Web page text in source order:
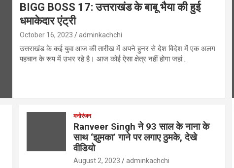
BIGG BOSS 17: उत्तराखंड के बाबू भैया की हुई
धमाकेदार एंट्री
October 16, 2023 adminkachchi
उत्तराखंड के कई युवा आज की तारीख में अपने हुनर से देश विदेश में एक अलग
पहचान के रूप में उभर रहे है। आज कोई ऐसा क्षेत्र नहीं होगा जहां…
मनोरंजन
Ranveer Singh ने 93 साल के नाना के
साथ ‘झुमका’ गाने पर लगाए ठुमके, देखे
वीडियो
August 2, 2023 adminkachchi